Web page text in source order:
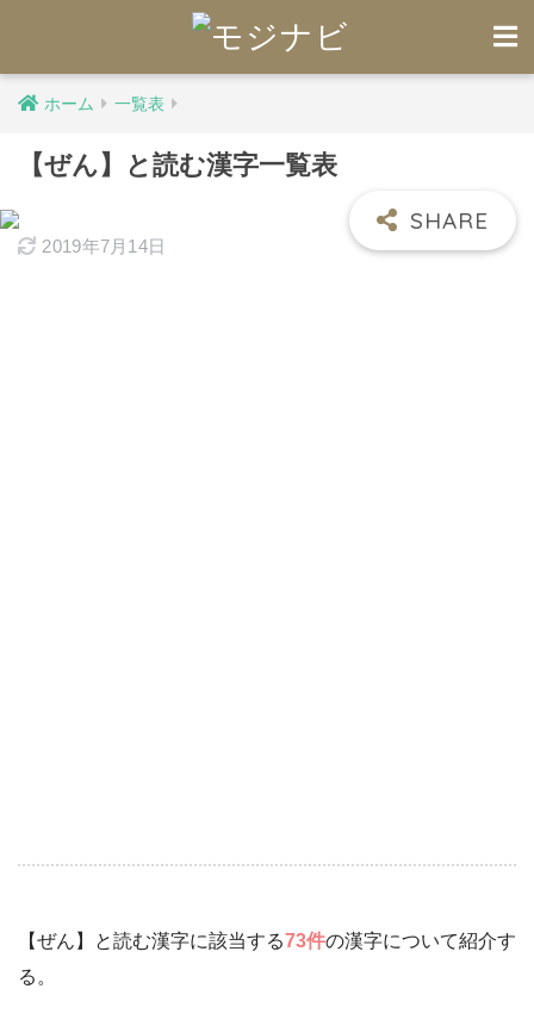
ホーム 一覧表
【ぜん】と読む漢字一覧表
2019年7月14日
【ぜん】と読む漢字に該当する73件の漢字について紹介す
る。